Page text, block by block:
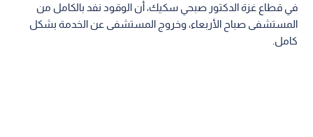
في قطاع غزة الدكتور صبحي سكيك، أن الوقود نفد بالكامل من
المستشفى صباح الأربعاء، وخروج المستشفى عن الخدمة بشكل
كامل.